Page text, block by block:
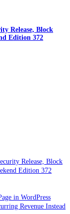
Release, Block
Edition 372
Release, Block
Edition 372
in WordPress
Revenue Instead